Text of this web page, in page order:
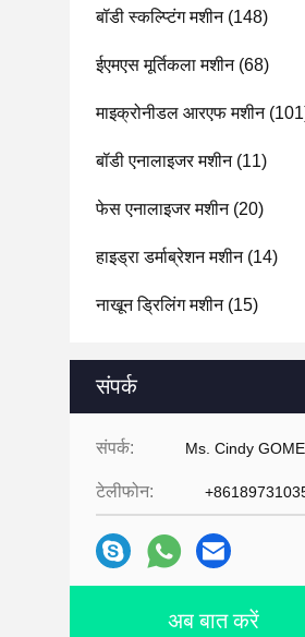
बॉडी स्कल्प्टिंग मशीन(148)
ईएमएस मूर्तिकला मशीन(68)
माइक्रोनीडल आरएफ मशीन
बॉडी एनालाइजर मशीन(11)
फेस एनालाइजर मशीन(20)
हाइड्रा डर्माब्रेशन मशीन(14)
नाखून ड्रिलिंग मशीन(15)
संपर्क
संपर्क: Ms. Cindy
टेलीफोन:
अब बात करें